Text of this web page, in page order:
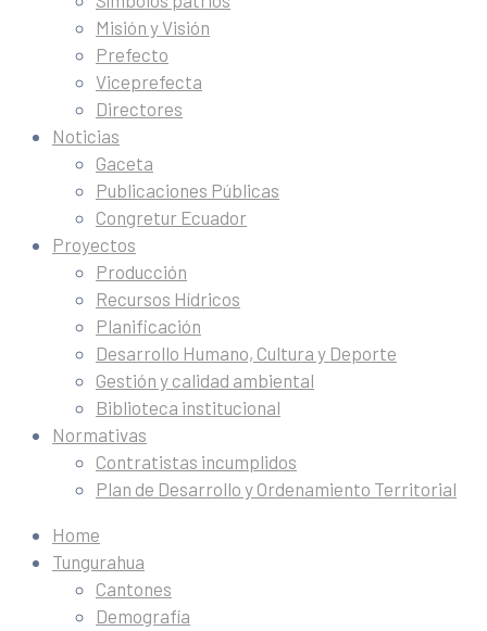
Misión y Visión
Prefecto
Viceprefecta
Directores
Noticias
Gaceta
Publicaciones Públicas
Congretur Ecuador
Proyectos
Producción
Recursos Hídricos
Planificación
Desarrollo Humano, Cultura y Deporte
Gestión y calidad ambiental
Biblioteca institucional
Normativas
Contratistas incumplidos
Plan de Desarrollo y Ordenamiento Territorial
Home
Tungurahua
Cantones
Demografía